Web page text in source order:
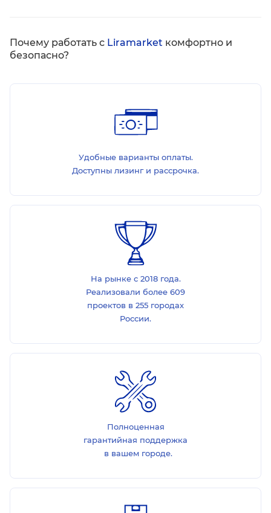
Почему работать с Liramarket комфортно и
безопасно?
Удобные варианты оплаты.
Доступны лизинг и рассрочка.
На рынке с 2018 года.
Реализовали более 609
проектов в 255 городах
России.
Полноценная
гарантийная поддержка
в вашем городе.